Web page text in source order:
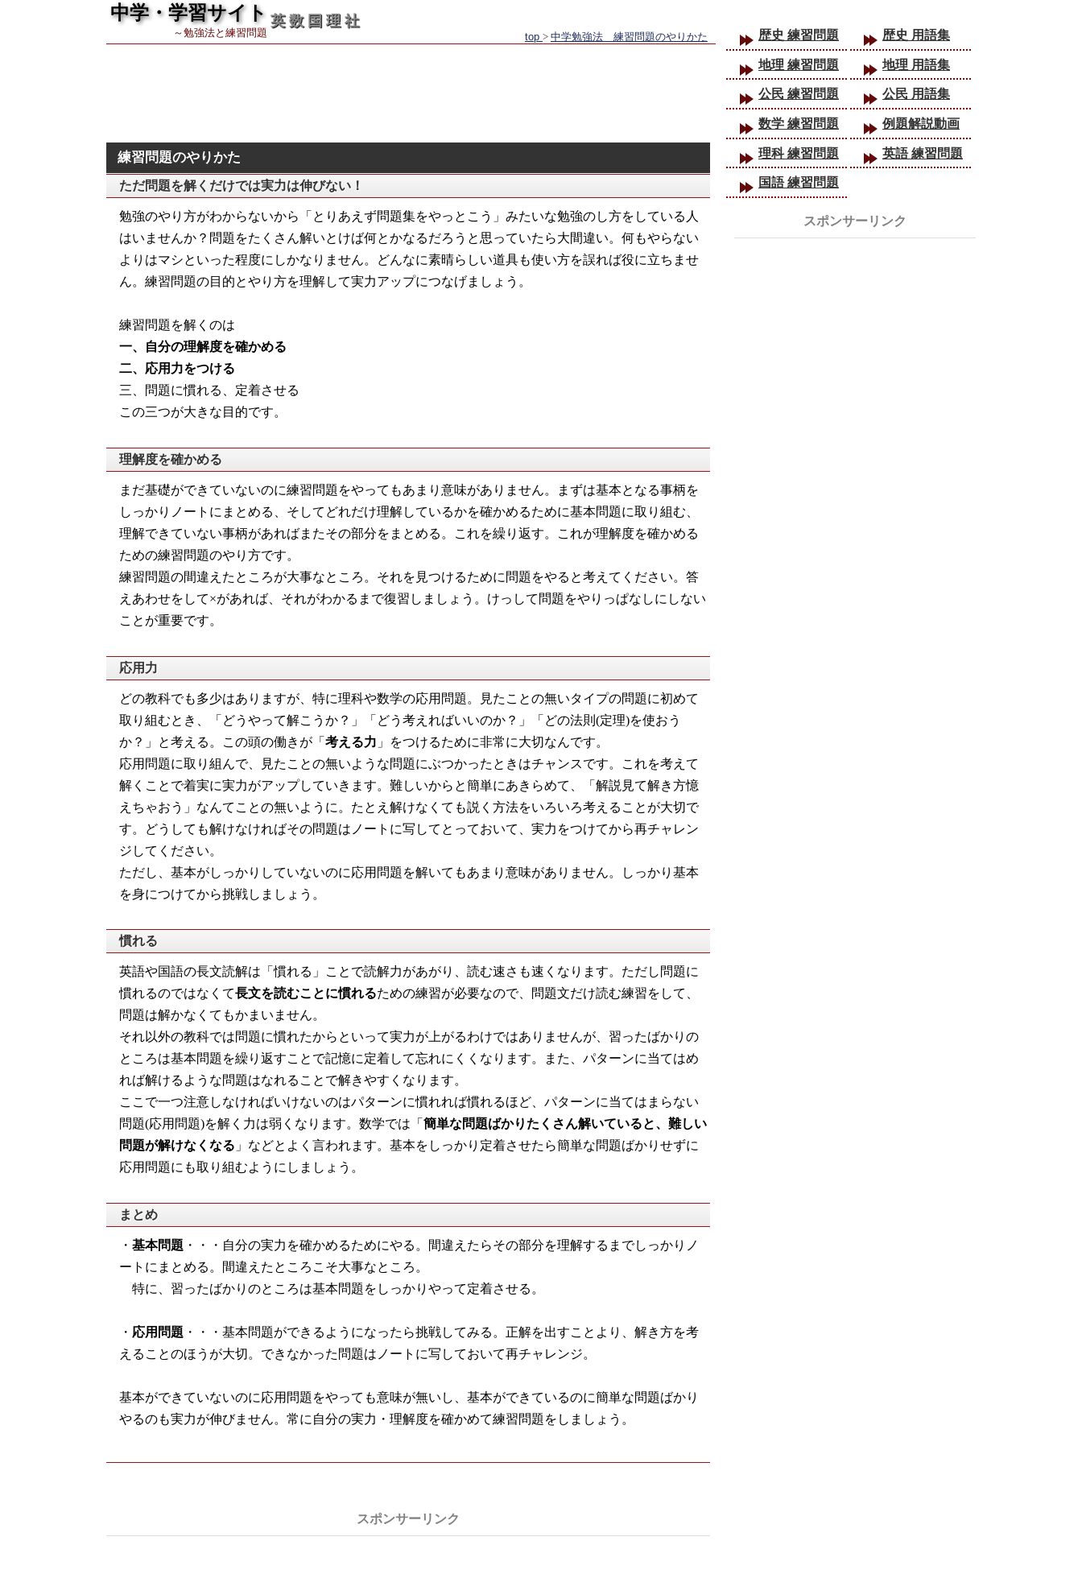
中学・学習サイト
～勉強法と練習問題
英 数 国 理 社
top > 中学勉強法 練習問題のやりかた 歴史 練習問題 歴史 用語集
地理 練習問題 地理 用語集
公民 練習問題 公民 用語集
数学 練習問題 例題解説動画
理科 練習問題 英語 練習問題
国語 練習問題
練習問題のやりかた
ただ問題を解くだけでは実力は伸びない！
勉強のやり方がわからないから「とりあえず問題集をやっとこう」みたいな勉強のし方をしている人
はいませんか？問題をたくさん解いとけば何とかなるだろうと思っていたら大間違い。何もやらない
よりはマシといった程度にしかなりません。どんなに素晴らしい道具も使い方を誤れば役に立ちませ
ん。練習問題の目的とやり方を理解して実力アップにつなげましょう。
練習問題を解くのは
一、自分の理解度を確かめる
二、応用力をつける
三、問題に慣れる、定着させる
この三つが大きな目的です。
理解度を確かめる
まだ基礎ができていないのに練習問題をやってもあまり意味がありません。まずは基本となる事柄を
しっかりノートにまとめる、そしてどれだけ理解しているかを確かめるために基本問題に取り組む、
理解できていない事柄があればまたその部分をまとめる。これを繰り返す。これが理解度を確かめる
ための練習問題のやり方です。
練習問題の間違えたところが大事なところ。それを見つけるために問題をやると考えてください。答
えあわせをして×があれば、それがわかるまで復習しましょう。けっして問題をやりっぱなしにしない
ことが重要です。
応用力
どの教科でも多少はありますが、特に理科や数学の応用問題。見たことの無いタイプの問題に初めて
取り組むとき、「どうやって解こうか？」「どう考えればいいのか？」「どの法則(定理)を使おう
か？」と考える。この頭の働きが「 考える力 」をつけるために非常に大切なんです。
応用問題に取り組んで、見たことの無いような問題にぶつかったときはチャンスです。これを考えて
解くことで着実に実力がアップしていきます。難しいからと簡単にあきらめて、「解説見て解き方憶
えちゃおう」なんてことの無いように。たとえ解けなくても説く方法をいろいろ考えることが大切で
す。どうしても解けなければその問題はノートに写してとっておいて、実力をつけてから再チャレン
ジしてください。
ただし、基本がしっかりしていないのに応用問題を解いてもあまり意味がありません。しっかり基本
を身につけてから挑戦しましょう。
慣れる
英語や国語の長文読解は「慣れる」ことで読解力があがり、読む速さも速くなります。ただし問題に
慣れるのではなくて長文を読むことに慣れるための練習が必要なので、問題文だけ読む練習をして、
問題は解かなくてもかまいません。
それ以外の教科では問題に慣れたからといって実力が上がるわけではありませんが、習ったばかりの
ところは基本問題を繰り返すことで記憶に定着して忘れにくくなります。また、パターンに当てはめ
れば解けるような問題はなれることで解きやすくなります。
ここで一つ注意しなければいけないのはパターンに慣れれば慣れるほど、パターンに当てはまらない
問題(応用問題)を解く力は弱くなります。数学では「 簡単な問題ばかりたくさん解いていると、難しい
問題が解けなくなる 」などとよく言われます。基本をしっかり定着させたら簡単な問題ばかりせずに
応用問題にも取り組むようにしましょう。
まとめ
・ 基本問題 ・・・自分の実力を確かめるためにやる。間違えたらその部分を理解するまでしっかりノ
ートにまとめる。間違えたところこそ大事なところ。
特に、習ったばかりのところは基本問題をしっかりやって定着させる。
・ 応用問題 ・・・基本問題ができるようになったら挑戦してみる。正解を出すことより、解き方を考
えることのほうが大切。できなかった問題はノートに写しておいて再チャレンジ。
基本ができていないのに応用問題をやっても意味が無いし、基本ができているのに簡単な問題ばかり
やるのも実力が伸びません。常に自分の実力・理解度を確かめて練習問題をしましょう。